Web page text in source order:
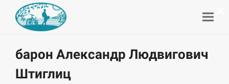
барон Александр Людвигович
Штиглиц